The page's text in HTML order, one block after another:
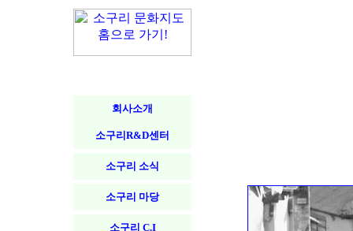
회사소개
소구리R&D센터
소구리 소식
소구리 마당
소구리 C.I